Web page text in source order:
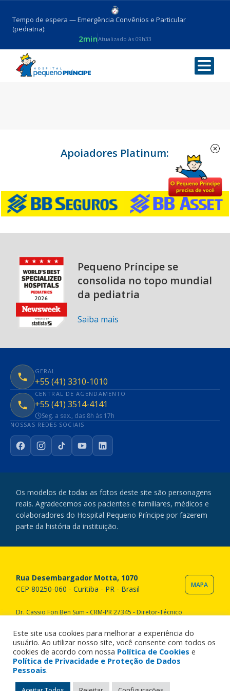
Tempo de espera — Emergência Convênios e Particular
(pediatria):
2minAtualizado às 09h33
Dra. Miriana de Lima Alves
Apoiadores Platinum:
Pequeno Príncipe se
consolida no topo mundial
da pediatria
Saiba mais
GERAL
+55 (41) 3310-1010
CENTRAL DE AGENDAMENTO
+55 (41) 3514-4141
Seg. a sex., das 8h às 17h
NOSSAS REDES SOCIAIS
FacebookInstagram
TikTokYouTubeLinkedIn
Os modelos de todas as fotos deste site são personagens
reais. Agradecemos aos pacientes e familiares, médicos e
colaboradores do Hospital Pequeno Príncipe por fazerem
parte da história da instituição.
Rua Desembargador Motta, 1070
CEP 80250-060 - Curitiba - PR - Brasil
MAPA
Dr. Cassio Fon Ben Sum - CRM-PR 27345 - Diretor-Técnico
reservados. All rights reserved.
Este site usa cookies para melhorar a experiência do
usuário. Ao utilizar nosso site, você consente com todos os
cookies de acordo com nossa Política de Cookies e
Política de Privacidade e Proteção de Dados
Pessoais.